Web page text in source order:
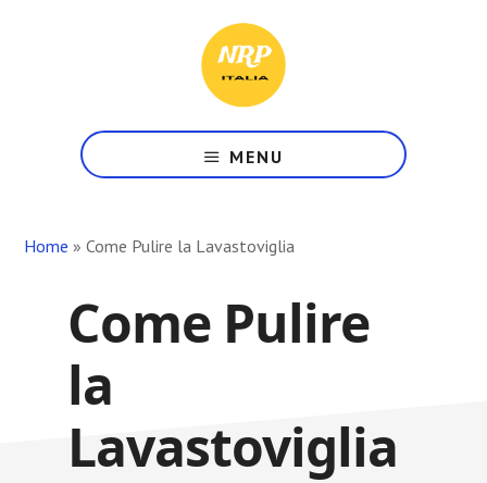
Tuo
Punto
in
MENU
Home »Come Pulire la Lavastoviglia
Come Pulire
la
Lavastoviglia